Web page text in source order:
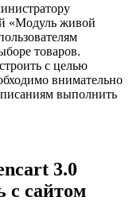
«Модуль живой
товаров.
с целью
внимательно
выполнить
3.0
с сайтом